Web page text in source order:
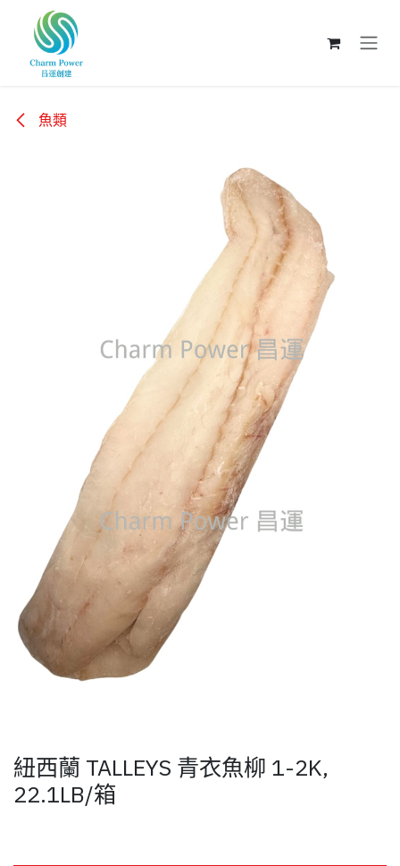
跳至內容
魚類
紐西蘭 TALLEYS 青衣魚柳 1-2K,
22.1LB/箱